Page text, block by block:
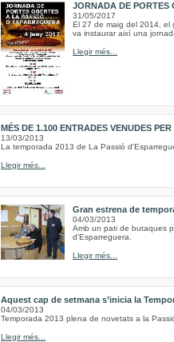
JORNADA DE PORTES
31/05/2017
El 27 de maig del 2014, el
va instaurar així una
Llegir més...
MÉS DE 1.100 ENTRADES VENUDES
13/03/2013
La temporada 2013 de La Passió
Llegir més...
Gran estrena de
04/03/2013
Amb un pati de butaques
d’Esparreguera.
Llegir més...
Aquest cap de setmana s’inicia la
04/03/2013
Temporada 2013 plena de novetats a la
Llegir més...